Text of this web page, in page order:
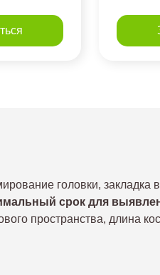
головки, закладка
срок для
пространства, длина